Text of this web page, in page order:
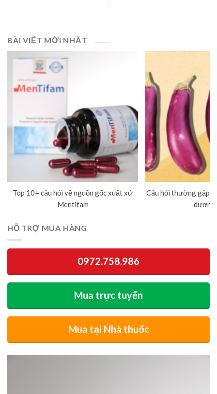
BÀI VIẾT MỚI NHẤT
Top 10+ câu hỏi về nguồn gốc xuất xứ
Mentifam
Câu hỏi thường gặp
dương
HỖ TRỢ MUA HÀNG
0972.758.986
Mua trực tuyến
Mua tại Nhà thuốc